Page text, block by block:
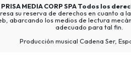
PRISA MEDIA CORP SPATodos los
su reserva de derechos en cuanto
abarcando los medios de lectura
adecuado para tal fin.
Producción musical Cadena Ser,